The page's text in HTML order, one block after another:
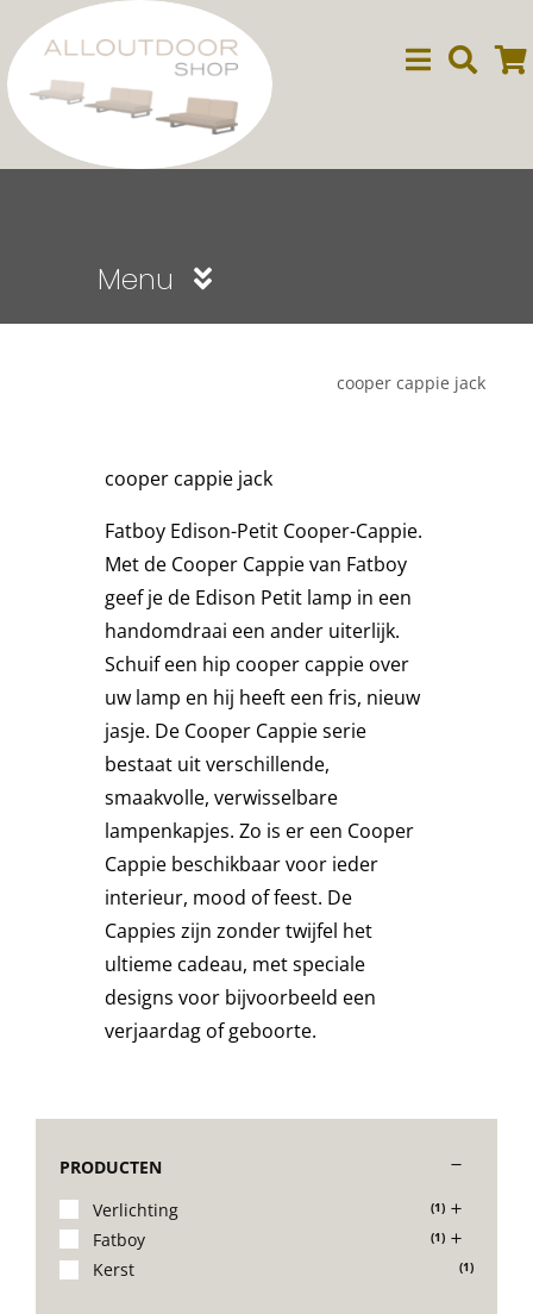
naar
inhoud
Menu
Bijzettafels
Deck Chairs + voetbanken
Ligbedden
Decoratie kussens
Buitenkleden
Tuinkussens
cooper cappie jack
cooper cappie jack
Fatboy Edison-Petit Cooper-Cappie.
Met de Cooper Cappie van Fatboy
geef je de Edison Petit lamp in een
handomdraai een ander uiterlijk.
Schuif een hip cooper cappie over
uw lamp en hij heeft een fris, nieuw
jasje. De Cooper Cappie serie
bestaat uit verschillende,
smaakvolle, verwisselbare
lampenkapjes. Zo is er een Cooper
Cappie beschikbaar voor ieder
interieur, mood of feest. De
Cappies zijn zonder twijfel het
ultieme cadeau, met speciale
designs voor bijvoorbeeld een
verjaardag of geboorte.
PRODUCTEN
Verlichting
(1)
Fatboy (1)
Kerst (1)